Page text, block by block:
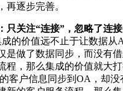
再逐步完善。
只关注“连接”，忽略了连
的价值远不止于让数据从
是做了数据同步，而没有
程，那么集成的价值就大
客户信息同步到OA，却